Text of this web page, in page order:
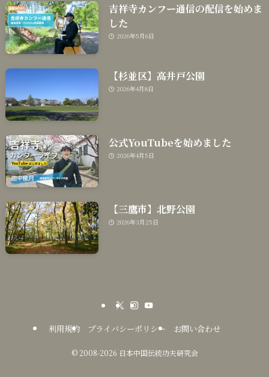
吉祥寺カンフー通信の配信を始めま
した
2026年5月6日
【杉並区】高井戸公園
2026年4月8日
公式YouTubeを始めました
2026年4月5日
【三鷹市】北野公園
2026年3月25日
利用規約 プライバシーポリシー お問い合わせ
©2008-2026 日本中国伝統功夫研究会